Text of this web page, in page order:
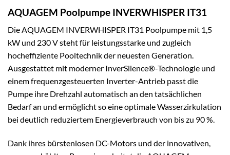
AQUAGEM Poolpumpe INVERWHISPER IT31
Die AQUAGEM INVERWHISPER IT31 Poolpumpe mit 1,5
kW und 230 V steht für leistungsstarke und zugleich
hocheffiziente Pooltechnik der neuesten Generation.
Ausgestattet mit moderner InverSilence®-Technologie und
einem frequenzgesteuerten Inverter-Antrieb passt die
Pumpe ihre Drehzahl automatisch an den tatsächlichen
Bedarf an und ermöglicht so eine optimale Wasserzirkulation
bei deutlich reduziertem Energieverbrauch von bis zu 90 %.
Dank ihres bürstenlosen DC-Motors und der innovativen,